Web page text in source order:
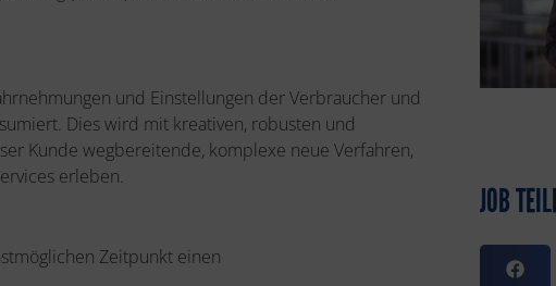
und Einstellungen der Verbraucher und
Dies wird mit kreativen, robusten und
Kunde wegbereitende, komplexe neue Verfahren,
erleben.
Zeitpunkt einen
JOB